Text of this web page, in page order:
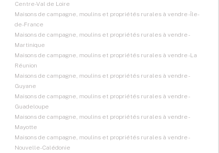
Centre-Val de Loire
Maisons de campagne, moulins et propriétés rurales à vendre - Île-
de-France
Maisons de campagne, moulins et propriétés rurales à vendre -
Martinique
Maisons de campagne, moulins et propriétés rurales à vendre - La
Réunion
Maisons de campagne, moulins et propriétés rurales à vendre -
Guyane
Maisons de campagne, moulins et propriétés rurales à vendre -
Guadeloupe
Maisons de campagne, moulins et propriétés rurales à vendre -
Mayotte
Maisons de campagne, moulins et propriétés rurales à vendre -
Nouvelle-Calédonie